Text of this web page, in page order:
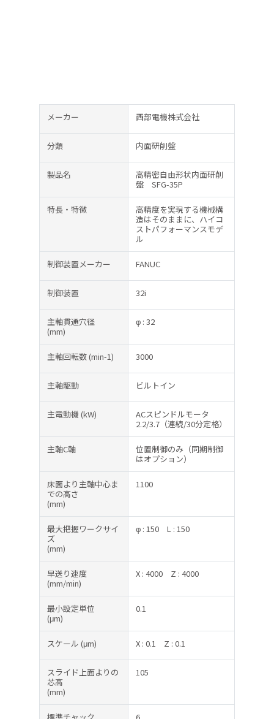
メーカー 西部電機株式会社
分類 内面研削盤
製品名
高精密自由形状内面研削
盤 SFG-35P
特長・特徴
高精度を実現する機械構
造はそのままに、ハイコ
ストパフォーマンスモデ
ル
制御装置メーカー FANUC
制御装置 32i
主軸貫通穴径
(mm)
φ : 32
主軸回転数(min-1) 3000
主軸駆動 ビルトイン
主電動機 (kW)
ACスピンドルモータ
2.2/3.7（連続/30分定格）
主軸C軸
位置制御のみ（同期制御
はオプション）
床面より主軸中心ま
での高さ
(mm)
1100
最大把握ワークサイ
ズ
(mm)
φ : 150 L : 150
早送り速度
(mm/min)
X : 4000 Z : 4000
最小設定単位
(μm)
0.1
スケール (μm) X : 0.1 Z : 0.1
スライド上面よりの
芯高
(mm)
105